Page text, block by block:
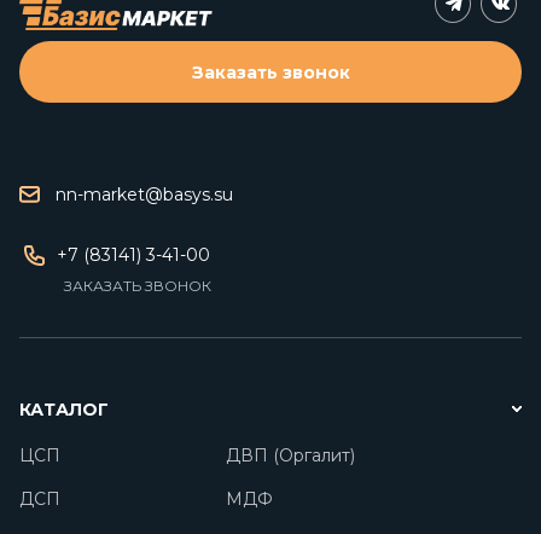
nn-market@basys.su
+7 (83141) 3-41-00
ЗАКАЗАТЬ ЗВОНОК
Заказать звонок
КАТАЛОГ
ЦСП
ДВП (Оргалит)
ДСП
МДФ